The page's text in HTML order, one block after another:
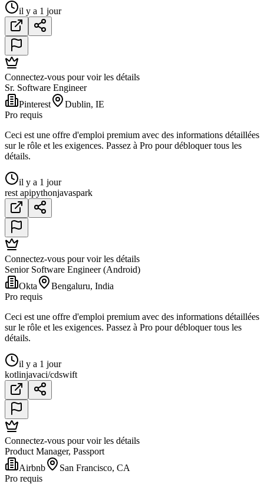
il y a 1 jour
Connectez-vous pour voir les détails
Sr. Software Engineer
Pinterest
Dublin, IE
Pro requis
Ceci est une offre d'emploi premium avec des informations détaillées
sur le rôle et les exigences. Passez à Pro pour débloquer tous les
détails.
il y a 1 jour
rest apipythonjavaspark
Connectez-vous pour voir les détails
Senior Software Engineer (Android)
Okta
Bengaluru, India
Pro requis
Ceci est une offre d'emploi premium avec des informations détaillées
sur le rôle et les exigences. Passez à Pro pour débloquer tous les
détails.
il y a 1 jour
kotlinjavaci/cdswift
Connectez-vous pour voir les détails
Product Manager, Passport
Airbnb
San Francisco, CA
Pro requis